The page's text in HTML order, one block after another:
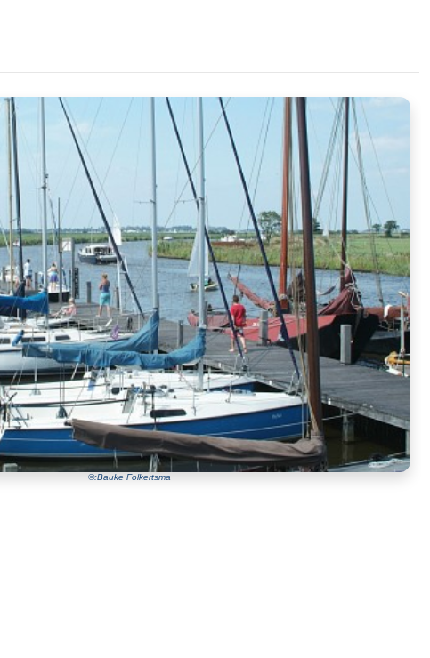
©:Bauke Folkertsma